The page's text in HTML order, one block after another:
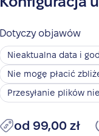
Dotyczy objawów
Nieaktualna data i
Nie mogę płacić
Przesyłanie plików
od 99,00 zł